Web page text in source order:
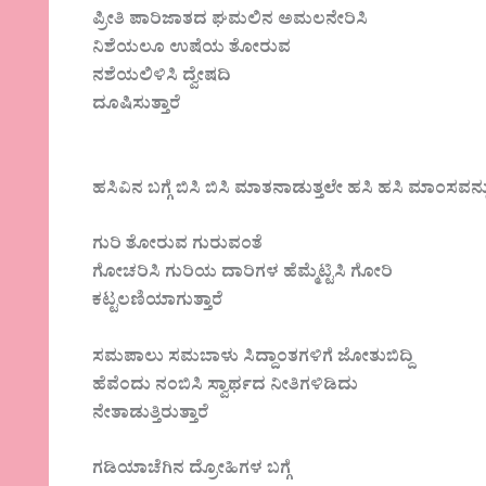
ಪ್ರೀತಿ ಪಾರಿಜಾತದ ಘಮಲಿನ ಅಮಲನೇರಿಸಿ
ನಿಶೆಯಲೂ ಉಷೆಯ ತೋರುವ
ನಶೆಯಲಿಳಿಸಿ ದ್ವೇಷದಿ
ದೂಷಿಸುತ್ತಾರೆ
ಹಸಿವಿನ ಬಗ್ಗೆ ಬಿಸಿ ಬಿಸಿ ಮಾತನಾಡುತ್ತಲೇ ಹಸಿ ಹಸಿ
ಗುರಿ ತೋರುವ ಗುರುವಂತೆ
ಗೋಚರಿಸಿ ಗುರಿಯ ದಾರಿಗಳ ಹೆಮ್ಮೆಟ್ಟಿಸಿ ಗೋರಿ
ಕಟ್ಟಲಣಿಯಾಗುತ್ತಾರೆ
ಸಮಪಾಲು ಸಮಬಾಳು ಸಿದ್ದಾಂತಗಳಿಗೆ ಜೋತುಬಿದ್ದಿ
ಹೆವೆಂದು ನಂಬಿಸಿ ಸ್ವಾರ್ಥದ ನೀತಿಗಳಿಡಿದು
ನೇತಾಡುತ್ತಿರುತ್ತಾರೆ
ಗಡಿಯಾಚೆಗಿನ ದ್ರೋಹಿಗಳ ಬಗ್ಗೆ